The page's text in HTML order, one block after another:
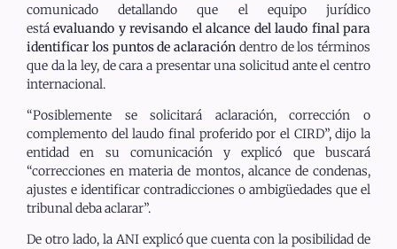
comunicado detallando que el equipo jurídico
estáevaluando y revisando el alcance del laudo final para
identificar los puntos de aclaración dentro de los términos
que da la ley, de cara a presentar una solicitud ante el centro
internacional.
“Posiblemente se solicitará aclaración, corrección o
complemento del laudo final proferido por el CIRD”, dijo la
entidad en su comunicación y explicó que buscará
“correcciones en materia de montos, alcance de condenas,
ajustes e identificar contradicciones o ambigüedades que el
tribunal deba aclarar”.
De otro lado, la ANI explicó que cuenta con la posibilidad de